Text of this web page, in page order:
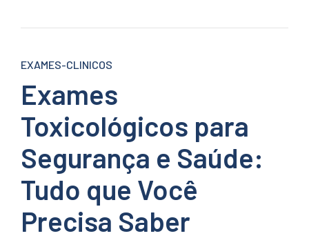
EXAMES-CLINICOS
Exames
Toxicológicos para
Segurança e Saúde:
Tudo que Você
Precisa Saber